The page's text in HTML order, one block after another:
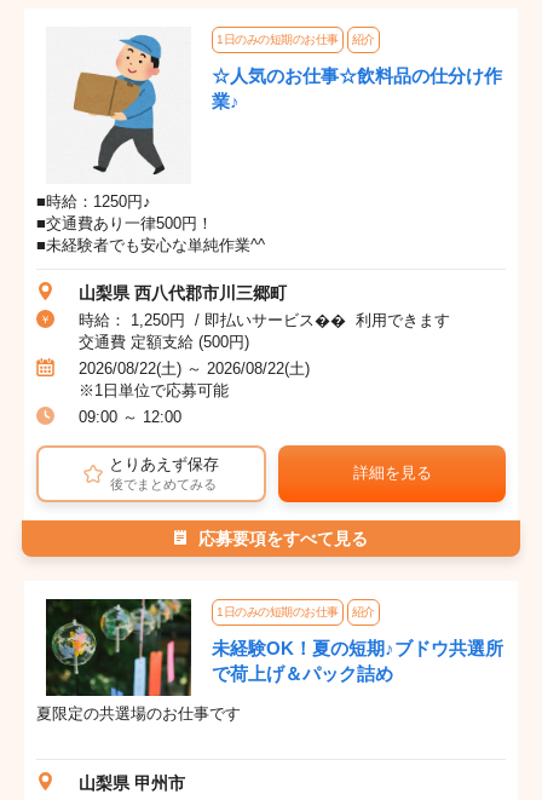
1日のみの短期のお仕事 紹介
☆人気のお仕事☆飲料品の仕分け作
業♪
■時給：1250円♪
■交通費あり一律500円！
■未経験者でも安心な単純作業^^
山梨県 西八代郡市川三郷町
時給： 1,250円 / 即払いサービス�� 利用できます
交通費 定額支給 (500円)
2026/08/22(土) ～ 2026/08/22(土)
※1日単位で応募可能
09:00 ～ 12:00
とりあえず保存
後でまとめてみる
詳細を見る
応募要項をすべて見る
1日のみの短期のお仕事 紹介
未経験OK！夏の短期♪ブドウ共選所
で荷上げ＆パック詰め
夏限定の共選場のお仕事です
山梨県 甲州市